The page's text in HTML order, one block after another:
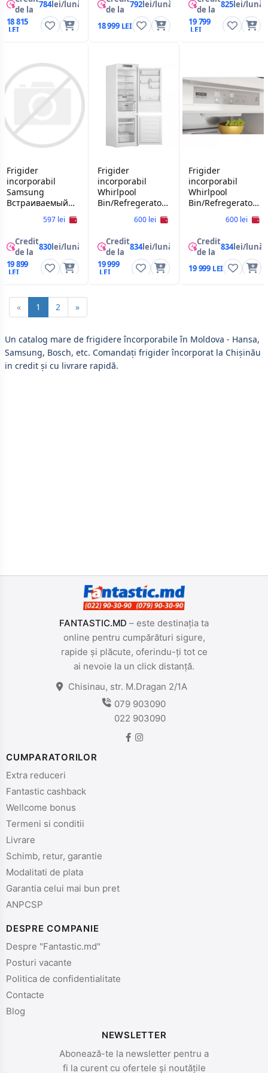
de la 784lei/lună
18 815
de la 792lei/lună
18 999
de la 825lei/lună
19 799
Frigider
incorporabil
Samsung
Встраиваемый
SAMSUNG597 lei
Credit
de la 830lei/lună
19 899
Frigider
incorporabil
Whirlpool
Bin/Refregerator
600 lei
Credit
de la 834lei/lună
19 999
Frigider
incorporabil
Whirlpool
Bin/Refregerator
T574 P, Class C
600 lei
Credit
de la 834lei/lună
19 999
« 1 2 »
Un catalog mare de frigidere încorporabile în Moldova - Hansa,
Samsung, Bosch, etc. Comandați frigider încorporat la Chișinău
in credit și cu livrare rapidă.
FANTASTIC.MD – este destinația ta
online pentru cumpărături sigure,
rapide și plăcute, oferindu-ți tot ce
ai nevoie la un click distanță.
Chisinau, str. M.Dragan 2/1A
079 903090
022 903090
CUMPARATORILOR
Extra reduceri
Fantastic cashback
Wellcome bonus
Termeni si conditii
Livrare
Schimb, retur, garantie
Modalitati de plata
Garantia celui mai bun pret
ANPCSP
DESPRE COMPANIE
Despre "Fantastic.md"
Posturi vacante
Politica de confidentialitate
Contacte
Blog
NEWSLETTER
Abonează-te la newsletter pentru a
fi la curent cu ofertele și noutățile